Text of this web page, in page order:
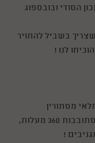
הסודי ובובספוג
בשביל להחזיר
לנו !
מסתורין
חלל אחד גדול שבתוכו: דלתות מסתובבות 360 מעלות,
!